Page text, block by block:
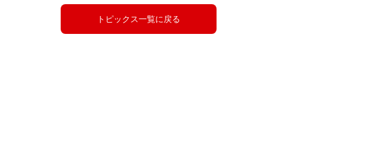
トピックス一覧に戻る